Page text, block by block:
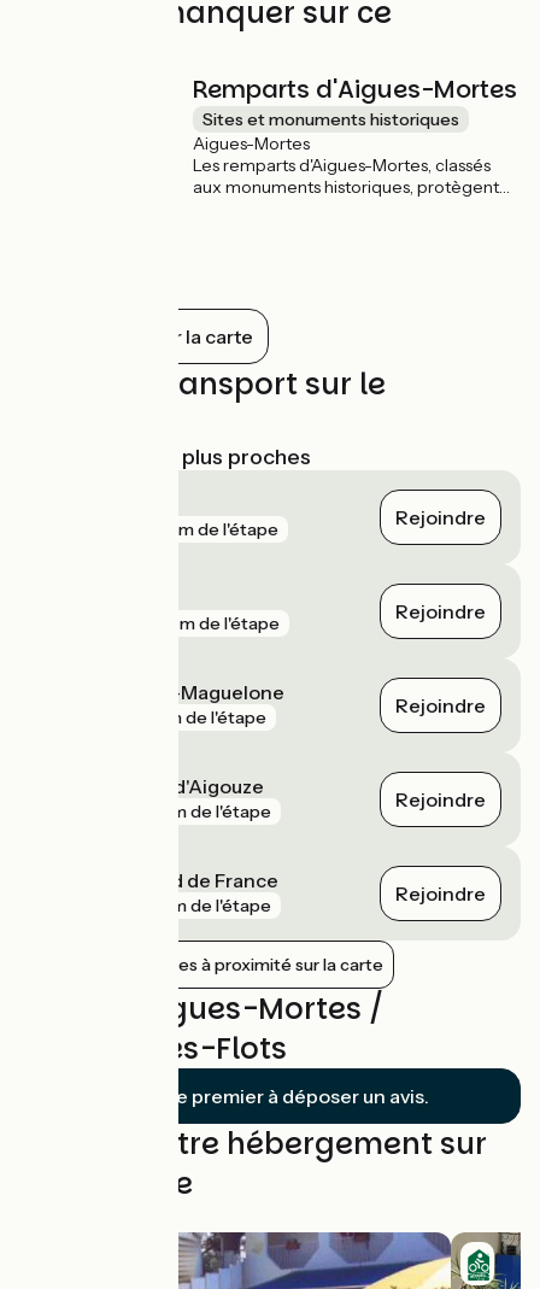
À ne pas manquer sur ce
Remparts d'Aigues-Mortes
Sites et monuments historiques
Aigues-Mortes
Les remparts d'Aigues-Mortes, classés
aux monuments historiques, protègent
occidentale de l'architecture militaire. Du
haut des remparts s’ouvre un spectacle
majestueux sur la Camargue gardoise et
les marais salants.
Tout afficher sur la carte
Trains et transport sur le
Gares SNCF les plus proches
158 m de l'étape Rejoindre
188 m de l'étape Rejoindre
Villeneuve-lès-Maguelone
1 km de l'étape Rejoindre
Saint-Laurent-d'Aigouze
6 km de l'étape Rejoindre
Montpellier Sud de France
7 km de l'étape Rejoindre
Afficher les gares à proximité sur la carte
Avis sur Aigues-Mortes /
Palavas-les-Flots
Soyez le premier à déposer un avis.
Trouvez votre hébergement sur
cette étape